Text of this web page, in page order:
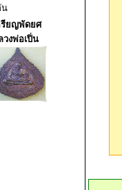
น
รียญพัดยศ
วงพ่อเปิ่น